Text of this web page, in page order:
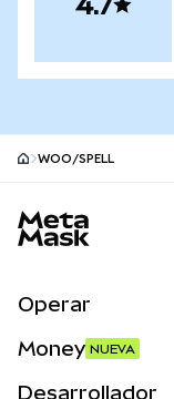
WOO/SPELL
Operar
Money NUEVA
Desarrollador